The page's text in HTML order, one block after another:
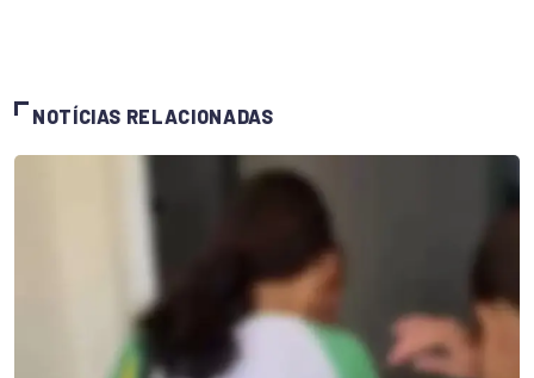
NOTÍCIAS RELACIONADAS